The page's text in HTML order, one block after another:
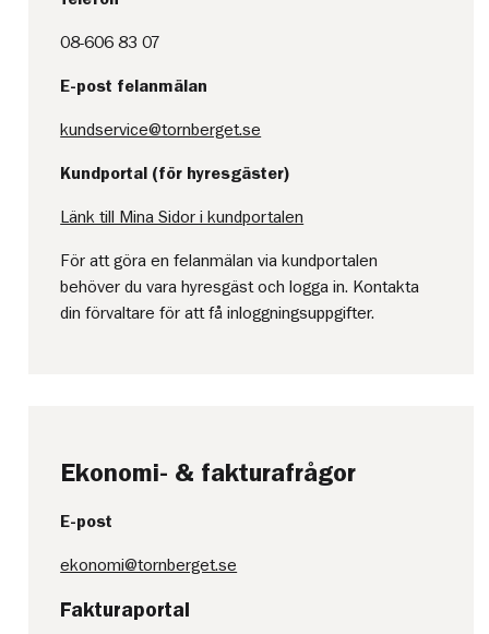
08-606 83 07
E-post felanmälan
kundservice@tornberget.se
Kundportal (för hyresgäster)
Länk till Mina Sidor i kundportalen
För att göra en felanmälan via kundportalen
behöver du vara hyresgäst och logga in. Kontakta
din förvaltare för att få inloggningsuppgifter.
Ekonomi- & fakturafrågor
E-post
ekonomi@tornberget.se
Fakturaportal